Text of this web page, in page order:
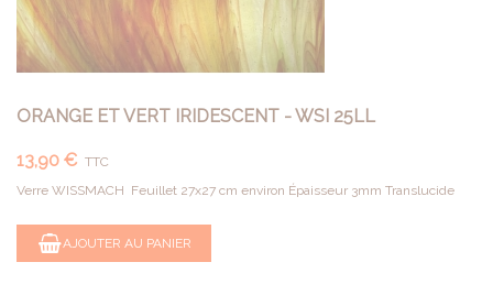
ORANGE ET VERT IRIDESCENT - WSI 25LL
13,90 € TTC
Verre WISSMACH Feuillet 27x27 cm environ Épaisseur 3mm Translucide
AJOUTER AU PANIER